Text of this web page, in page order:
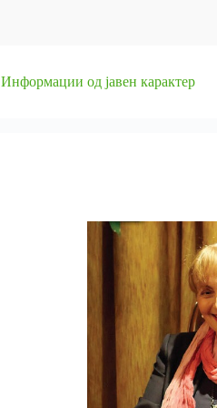
Информации од јавен карактер